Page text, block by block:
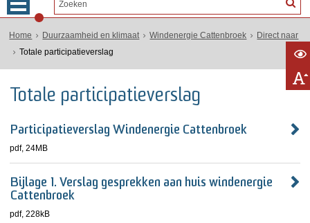
Home Duurzaamheid en klimaat Windenergie Cattenbroek
Direct naar
Totale participatieverslag
Totale participatieverslag
Participatieverslag Windenergie Cattenbroek
pdf, 24MB
Bijlage 1. Verslag gesprekken aan huis windenergie
Cattenbroek
pdf, 228kB